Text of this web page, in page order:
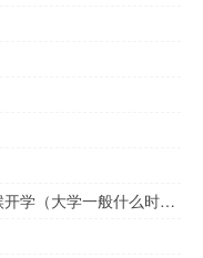
长沙大王山社仓小学社仓中学什么时候开学（大学一般什么时候开学的）